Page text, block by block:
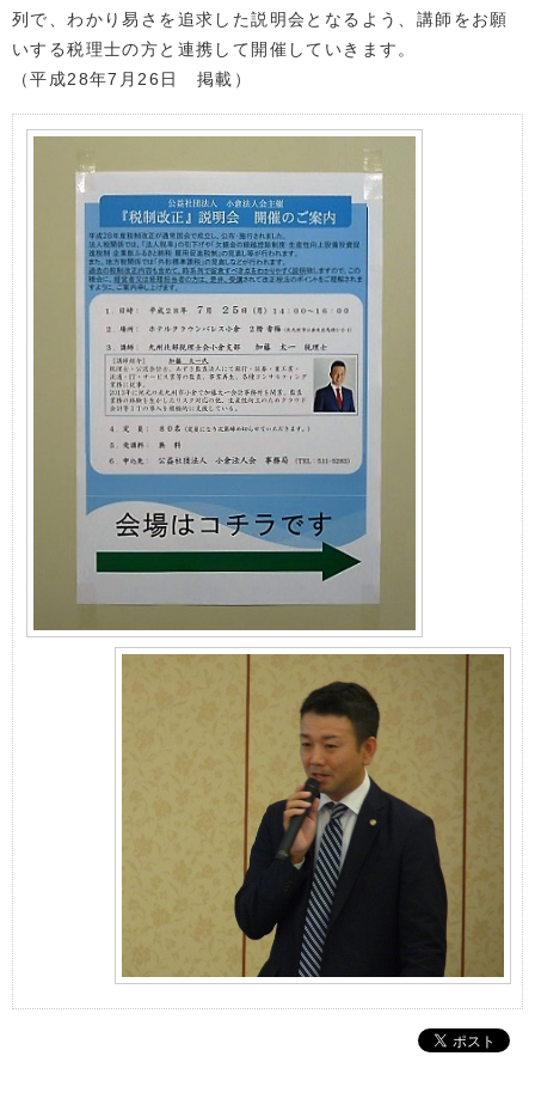
列で、わかり易さを追求した説明会となるよう、講師をお願
いする税理士の方と連携して開催していきます。
（平成28年7月26日 掲載）